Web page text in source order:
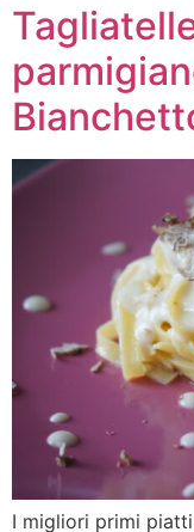
I migliori primi